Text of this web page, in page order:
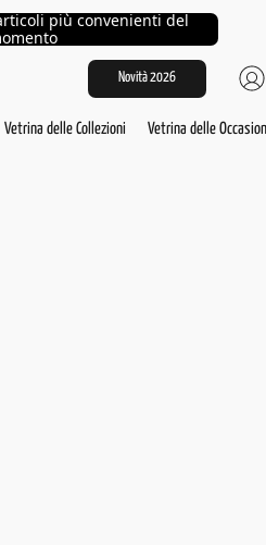
più convenienti del
Novità 2026
Vetrina delle Collezioni Vetrina delle